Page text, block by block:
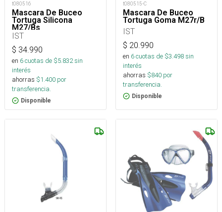
t080516
Mascara De Buceo
Tortuga Silicona
M27/Bs
IST
$ 34.990
en 6cuotas de $5.832sin
interés
ahorras $1.400 por
transferencia.
Disponible
t080515-C
Mascara De Buceo
Tortuga Goma M27r/B
IST
$ 20.990
en 6cuotas de $3.498sin
interés
ahorras $840 por
transferencia.
Disponible